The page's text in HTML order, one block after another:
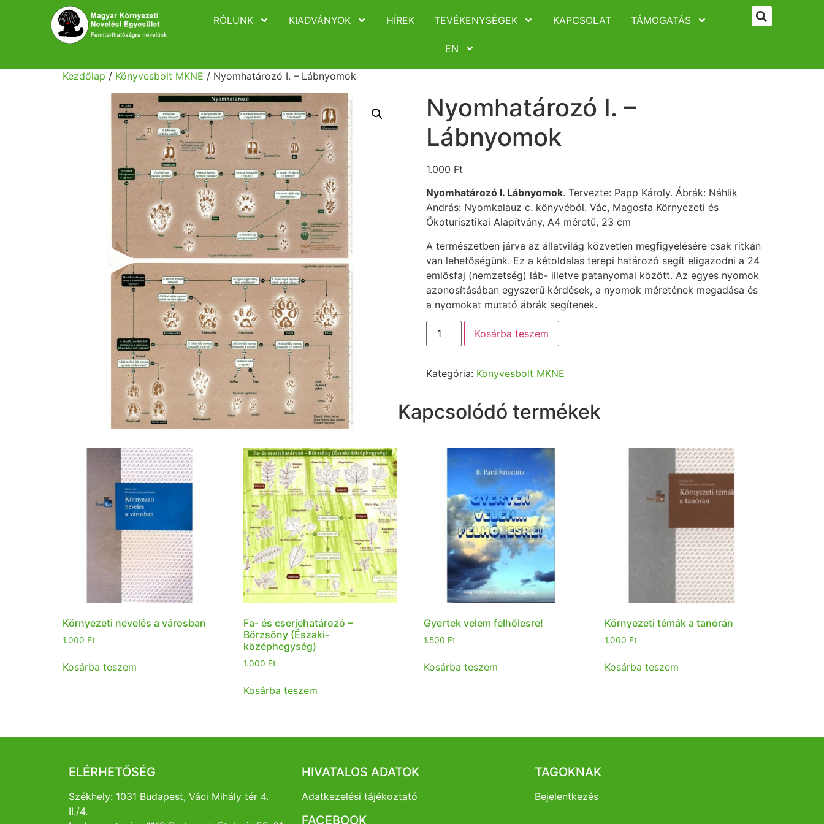
RÓLUNK KIADVÁNYOK HÍREK TEVÉKENYSÉGEK KAPCSOLAT TÁMOGATÁS
EN
Kezdőlap / Könyvesbolt MKNE / Nyomhatározó I. – Lábnyomok
Nyomhatározó I. –
Lábnyomok
1.000 Ft
Nyomhatározó I. Lábnyomok. Tervezte: Papp Károly. Ábrák: Náhlik
András: Nyomkalauz c. könyvéből. Vác, Magosfa Környezeti és
Ökoturisztikai Alapítvány, A4 méretű, 23 cm
A természetben járva az állatvilág közvetlen megfigyelésére csak ritkán
van lehetőségünk. Ez a kétoldalas terepi határozó segít eligazodni a 24
emlősfaj (nemzetség) láb- illetve patanyomai között. Az egyes nyomok
azonosításában egyszerű kérdések, a nyomok méretének megadása és
a nyomokat mutató ábrák segítenek.
Kosárba teszem
Kategória: Könyvesbolt MKNE
Kapcsolódó termékek
Környezeti nevelés a városban
1.000 Ft
Kosárba teszem
Fa- és cserjehatározó –
Börzsöny (Északi-
középhegység)
1.000 Ft
Kosárba teszem
Gyertek velem felhőlesre!
1.500 Ft
Kosárba teszem
Környezeti témák a tanórán
1.000 Ft
Kosárba teszem
ELÉRHETŐSÉG
Székhely: 1031 Budapest, Váci Mihály tér 4.
II./4.
HIVATALOS ADATOK
Adatkezelési tájékoztató
FACEBOOK
TAGOKNAK
Bejelentkezés